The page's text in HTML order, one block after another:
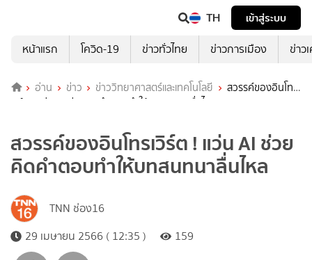
TH
เข้าสู่ระบบ
หน้าแรก
โควิด-19 ข่าวทั่วไทย ข่าวการเมือง ข่าว
อ่าน ข่าว ข่าววิทยาศาสตร์และเทคโนโลยี
สวรรค์ของอินโทร
เวิร์ต ! แว่น AI ช่วยคิดคำตอบทำให้บทสนทนาลื่นไหล
สวรรค์ของอินโทรเวิร์ต ! แว่น AI ช่วย
คิดคำตอบทำให้บทสนทนาลื่นไหล
TNN ช่อง16
29 เมษายน 2566 ( 12:35 )
159